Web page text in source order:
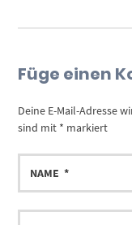
Füge einen
Deine E-Mail-Adresse
sind mit * markiert
NAME
E-